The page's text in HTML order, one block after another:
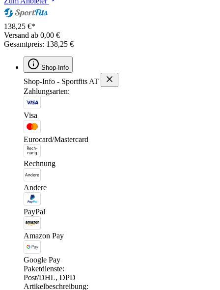
138,25 €*
Versand ab 0,00 €
Gesamtpreis: 138,25 €
Shop-Info
Shop-Info - Sportfits AT
Zahlungsarten:
Visa
Eurocard/Mastercard
Rechnung
Andere
PayPal
Amazon Pay
Google Pay
Paketdienste:
Post/DHL, DPD
Artikelbeschreibung: